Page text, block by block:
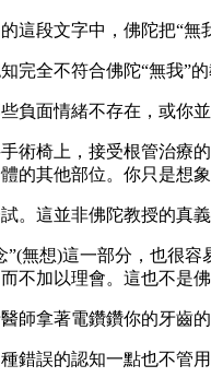
段文字中，佛陀把“無我
全不符合佛陀“無我”的
面情緒不存在，或你並
椅上，接受根管治療的
的其他部位。你只是想
這並非佛陀教授的真義
想)這一部分，也很容
不加以理會。這也不是佛
拿著電鑽鑽你的牙齒的
誤的認知一點也不管用